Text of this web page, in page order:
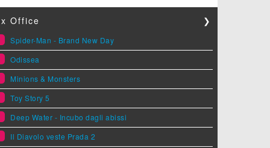
Office ❯
Spider-Man - Brand New Day
Odissea
Minions & Monsters
Toy Story 5
Deep Water - Incubo dagli abissi
Il Diavolo veste Prada 2